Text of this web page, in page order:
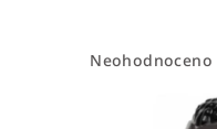
Průměrné
Neohodnoceno